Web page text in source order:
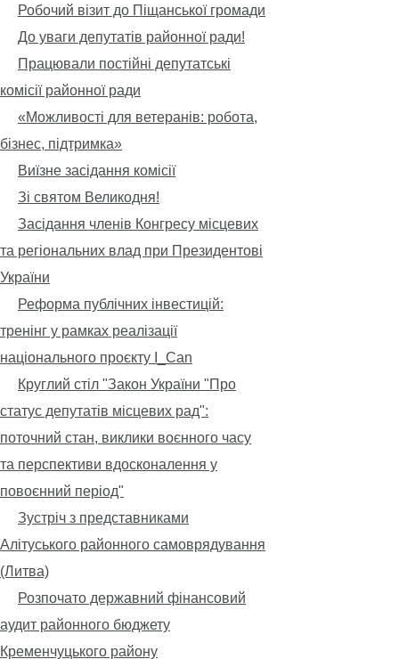
Робочий візит до Піщанської громади
До уваги депутатів районної ради!
Працювали постійні депутатські
комісії районної ради
«Можливості для ветеранів: робота,
бізнес, підтримка»
Виїзне засідання комісії
Зі святом Великодня!
Засідання членів Конгресу місцевих
та регіональних влад при Президентові
України
Реформа публічних інвестицій:
тренінг у рамках реалізації
національного проєкту I_Can
Круглий стіл "Закон України "Про
статус депутатів місцевих рад":
поточний стан, виклики воєнного часу
та перспективи вдосконалення у
повоєнний період"
Зустріч з представниками
Алітуського районного самоврядування
(Литва)
Розпочато державний фінансовий
аудит районного бюджету
Кременчуцького району